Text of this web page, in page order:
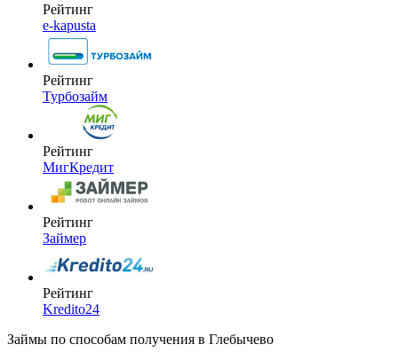
Рейтинг
e-kapusta
Рейтинг
Турбозайм
Рейтинг
МигКредит
Рейтинг
Займер
Рейтинг
Kredito24
Займы по способам получения в Глебычево